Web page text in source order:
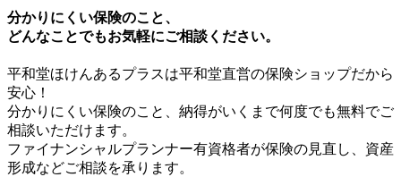
分かりにくい保険のこと、
どんなことでもお気軽にご相談ください。
平和堂ほけんあるプラスは平和堂直営の保険ショップだから
安心！
分かりにくい保険のこと、納得がいくまで何度でも無料でご
相談いただけます。
ファイナンシャルプランナー有資格者が保険の見直し、資産
形成などご相談を承ります。